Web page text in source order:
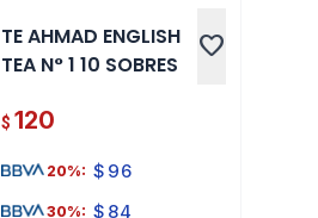
TE AHMAD ENGLISH
TEA N° 1 10 SOBRES
favorite
$ 120
20%: $ 96
30%: $ 84